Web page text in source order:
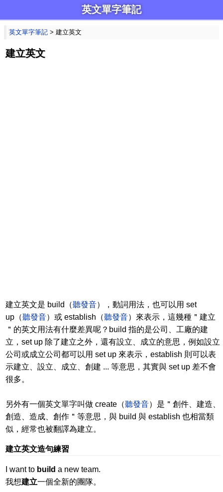
英文單字筆記
英文單字筆記 > 建立英文
建立英文
建立英文是 build（聽發音），動詞用法，也可以用 set
up（聽發音）或 establish（聽發音）來表示，這幾種＂建立
＂的英文用法有什麼差異呢？build 指的是公司、工廠的建
立，set up 除了建立之外，還有設立、成立的意思，例如設立
公司或成立公司都可以用 set up 來表示，establish 則可以表
示建立、設立、成立、創建 ... 等意思，其實與 set up 差不會
很多。
另外有一個英文單字叫做 create（聽發音）是＂創件、建造、
創造、造成、創作＂等意思，與 build 與 establish 也相當類
似，經常也被翻譯為建立。
建立英文造句練習
I want to build a new team.
我想建立一個全新的團隊。